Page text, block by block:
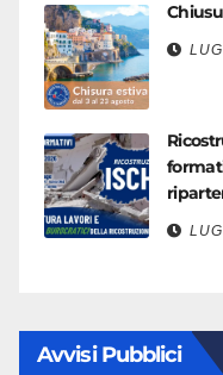
Avvisi Pubblici